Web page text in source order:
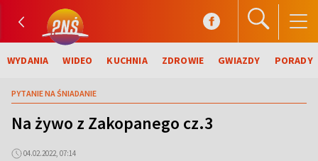
WYDANIA WIDEO KUCHNIA ZDROWIE GWIAZDY PORADY
PYTANIE NA ŚNIADANIE
Na żywo z Zakopanego cz.3
04.02.2022, 07:14